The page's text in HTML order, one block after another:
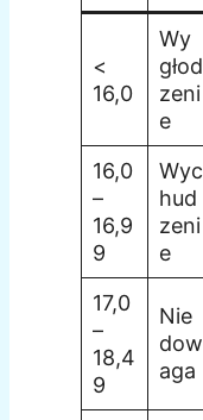
<
16,0
Wy
głod
zeni
e
16,0
–
16,9
9
Wyc
hud
zeni
e
17,0
–
18,4
9
Nie
dow
aga